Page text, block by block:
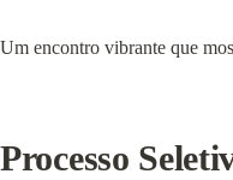
Um encontro vibrante que
Processo